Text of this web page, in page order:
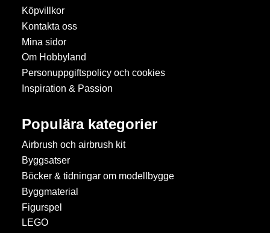
Köpvillkor
Kontakta oss
Mina sidor
Om Hobbyland
Personuppgiftspolicy och cookies
Inspiration & Passion
Populära kategorier
Airbrush och airbrush kit
Byggsatser
Böcker & tidningar om modellbygge
Byggmaterial
Figurspel
LEGO